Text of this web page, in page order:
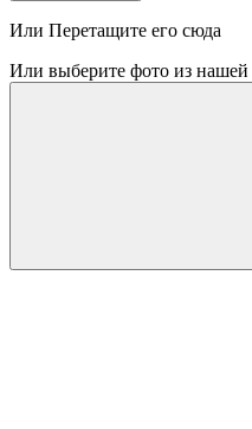
Или Перетащите его сюда
Или выберите фото из